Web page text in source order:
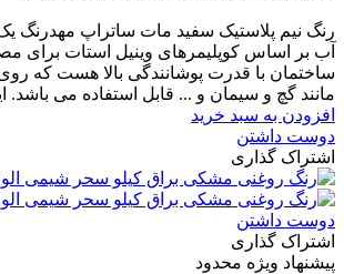
رنگ نیم پلاستیک سفید مات ساتراپ مهدرنگ
آب بر اساس کوپلیمرهای وینیل استات برای
ساختمان با قدرت پوشانندگی بالا هست که
مانند گچ و سیمان و ... قابل استفاده می
افزودن به سبد خرید
دوست داشتن
اشتراک گذاری
دوست داشتن
اشتراک گذاری
پیشنهاد ویژه محدود